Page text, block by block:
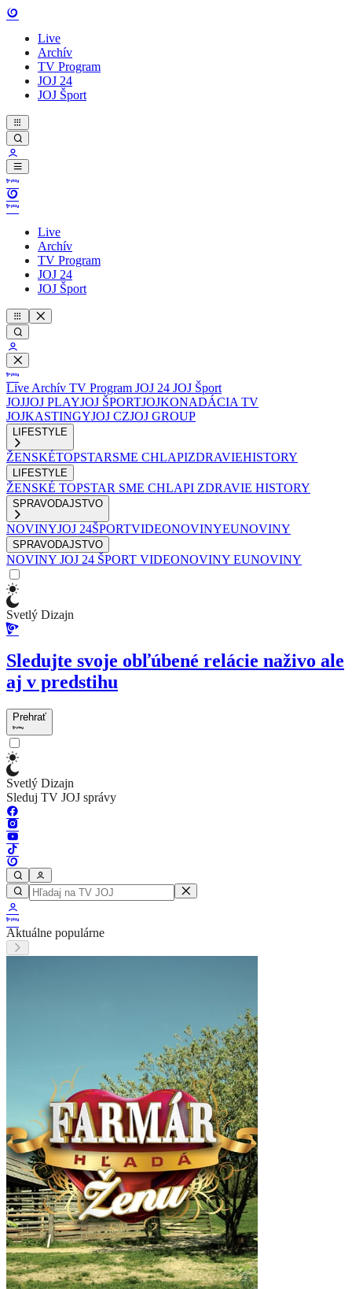
Live
Archív
TV Program
JOJ 24
JOJ Šport
Live
Archív
TV Program
JOJ 24
JOJ Šport
Live Archív TV Program JOJ 24 JOJ Šport
JOJJOJ PLAYJOJ ŠPORTJOJKONADÁCIA TV
JOJKASTINGYJOJ CZJOJ GROUP
LIFESTYLE
ŽENSKÉTOPSTARSME CHLAPIZDRAVIEHISTORY
LIFESTYLE
ŽENSKÉ TOPSTAR SME CHLAPI ZDRAVIE HISTORY
SPRAVODAJSTVO
NOVINYJOJ 24ŠPORTVIDEONOVINYEUNOVINY
SPRAVODAJSTVO
NOVINY JOJ 24 ŠPORT VIDEONOVINY EUNOVINY
Svetlý Dizajn
Sledujte svoje obľúbené relácie naživo ale
aj v predstihu
Prehrať
Svetlý Dizajn
Sleduj TV JOJ správy
Aktuálne populárne